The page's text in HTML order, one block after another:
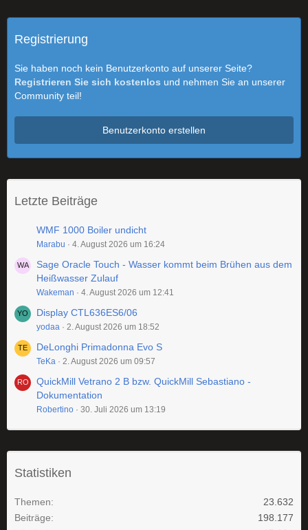
Registrierung
Sie haben noch kein Benutzerkonto auf unserer Seite?
Registrieren Sie sich kostenlos und nehmen Sie an unserer
Community teil!
Benutzerkonto erstellen
Letzte Beiträge
WMF 1000 Boiler undicht
Marabu 4. August 2026 um 16:24
Sage Oracle Touch - Wasser kommt beim Brühen aus dem
Heißwasser Zulauf
Wakeman 4. August 2026 um 12:41
Display CTL636ES6/06
yodaa 2. August 2026 um 18:52
DeLonghi Primadonna Evo S
TeKa 2. August 2026 um 09:57
QuickMill Vetrano 2 B bzw. QuickMill Sebastiano -
Dokumentation
Robertino 30. Juli 2026 um 13:19
Statistiken
Themen
23.632
Beiträge
198.177